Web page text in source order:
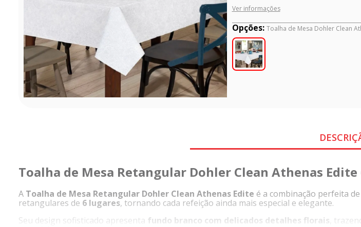
Ver informações
Opções: Toalha de Mesa Dohler Clean
Toalha de Mesa Retangular Dohler Clean Athenas Edite
A Toalha de Mesa Retangular Dohler Clean Athenas Edite é a combinação perfeita de
retangulares de 6 lugares, tornando cada refeição ainda mais especial e elegante.
Seu design sofisticado apresenta fundo branco com delicados detalhes florais ,